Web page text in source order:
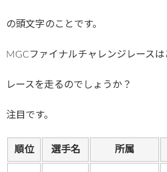
の頭文字のことです。
MGCファイナルチャレンジレースは
レースを走るのでしょうか？
注目です。
順位 選手名 所属